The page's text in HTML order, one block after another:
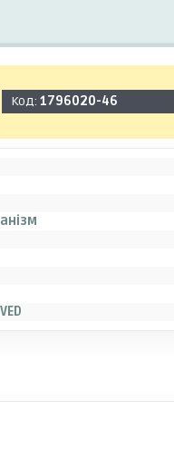
Код:1796020-46